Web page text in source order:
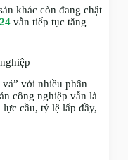
khác còn đang chật
vẫn tiếp tục tăng
với nhiều phân
công nghiệp vẫn là
cầu, tỷ lệ lấp đầy,